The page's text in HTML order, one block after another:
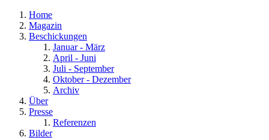
Home
Magazin
Beschickungen
Januar - März
April - Juni
Juli - September
Oktober - Dezember
Archiv
Über
Presse
Referenzen
Bilder